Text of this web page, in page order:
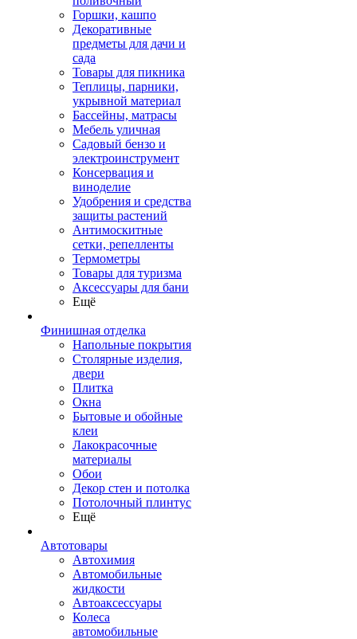
Горшки, кашпо
Декоративные
предметы для дачи и
сада
Товары для пикника
Теплицы, парники,
укрывной материал
Бассейны, матрасы
Мебель уличная
Садовый бензо и
электроинструмент
Консервация и
виноделие
Удобрения и средства
защиты растений
Антимоскитные
сетки, репелленты
Термометры
Товары для туризма
Аксессуары для бани
Ещё
Финишная отделка
Напольные покрытия
Столярные изделия,
двери
Плитка
Окна
Бытовые и обойные
клеи
Лакокрасочные
материалы
Обои
Декор стен и потолка
Потолочный плинтус
Ещё
Автотовары
Автохимия
Автомобильные
жидкости
Автоаксессуары
Колеса
автомобильные